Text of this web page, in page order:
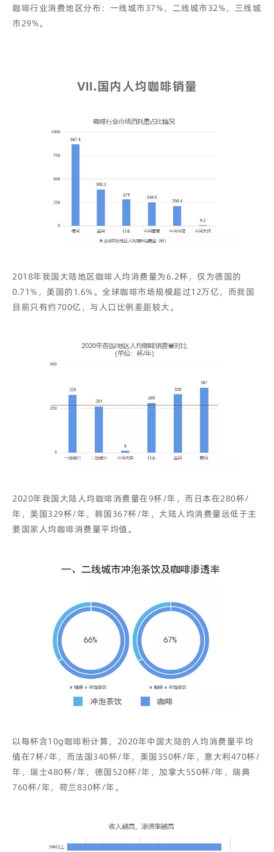
咖啡行业消费地区分布：一线城市37%、二线城市32%、三线城
市29%。
Ⅶ.国内人均咖啡销量
2018年我国大陆地区咖啡人均消费量为6.2杯，仅为德国的
0.71%，美国的1.6%。全球咖啡市场规模超过12万亿，而我国
目前只有约700亿，与人口比例差距较大。
2020年我国大陆人均咖啡消费量在9杯/年，而日本在280杯/
年，美国329杯/年，韩国367杯/年，大陆人均消费量远低于主
要国家人均咖啡消费量平均值。
以每杯含10g咖啡粉计算，2020年中国大陆的人均消费量平均
值在7杯/年，而法国340杯/年，美国350杯/年，意大利470杯/
年，瑞士480杯/年，德国520杯/年，加拿大550杯/年，瑞典
760杯/年，荷兰830杯/年。